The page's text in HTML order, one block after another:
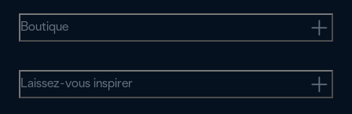
Boutique
Laissez-vous inspirer